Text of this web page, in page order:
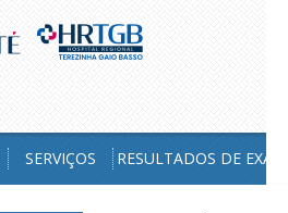
SERVIÇOS RESULTADOS DE